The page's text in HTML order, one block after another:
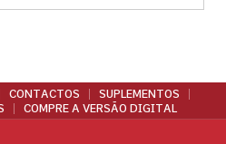
CONTACTOS
SUPLEMENTOS
COMPRE A VERSÃO DIGITAL